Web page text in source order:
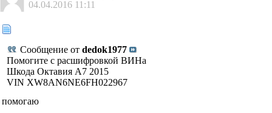
04.04.2016 11:11
Сообщение от dedok1977
Помогите с расшифровкой ВИНа
Шкода Октавия А7 2015
VIN XW8AN6NE6FH022967
помогаю